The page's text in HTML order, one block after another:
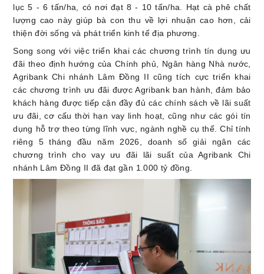
lục 5 - 6 tấn/ha, có nơi đạt 8 - 10 tấn/ha. Hạt cà phê chất
lượng cao này giúp bà con thu về lợi nhuận cao hơn, cải
thiện đời sống và phát triển kinh tế địa phương.
Song song với việc triển khai các chương trình tín dụng ưu
đãi theo định hướng của Chính phủ, Ngân hàng Nhà nước,
Agribank Chi nhánh Lâm Đồng II cũng tích cực triển khai
các chương trình ưu đãi được Agribank ban hành, đảm bảo
khách hàng được tiếp cận đầy đủ các chính sách về lãi suất
ưu đãi, cơ cấu thời hạn vay linh hoạt, cũng như các gói tín
dụng hỗ trợ theo từng lĩnh vực, ngành nghề cụ thể. Chỉ tính
riêng 5 tháng đầu năm 2026, doanh số giải ngân các
chương trình cho vay ưu đãi lãi suất của Agribank Chi
nhánh Lâm Đồng II đã đạt gần 1.000 tỷ đồng.